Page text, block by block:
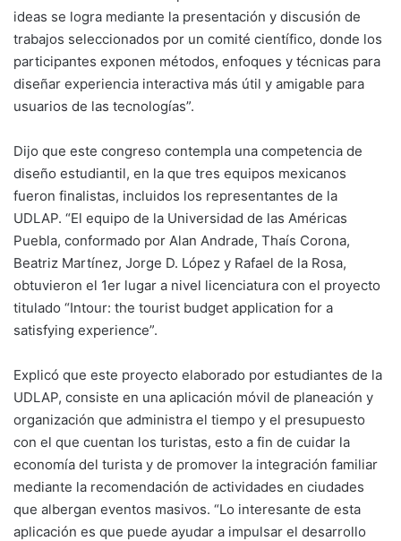
ideas se logra mediante la presentación y discusión de
trabajos seleccionados por un comité científico, donde los
participantes exponen métodos, enfoques y técnicas para
diseñar experiencia interactiva más útil y amigable para
usuarios de las tecnologías”.
Dijo que este congreso contempla una competencia de
diseño estudiantil, en la que tres equipos mexicanos
fueron finalistas, incluidos los representantes de la
UDLAP. “El equipo de la Universidad de las Américas
Puebla, conformado por Alan Andrade, Thaís Corona,
Beatriz Martínez, Jorge D. López y Rafael de la Rosa,
obtuvieron el 1er lugar a nivel licenciatura con el proyecto
titulado “Intour: the tourist budget application for a
satisfying experience”.
Explicó que este proyecto elaborado por estudiantes de la
UDLAP, consiste en una aplicación móvil de planeación y
organización que administra el tiempo y el presupuesto
con el que cuentan los turistas, esto a fin de cuidar la
economía del turista y de promover la integración familiar
mediante la recomendación de actividades en ciudades
que albergan eventos masivos. “Lo interesante de esta
aplicación es que puede ayudar a impulsar el desarrollo